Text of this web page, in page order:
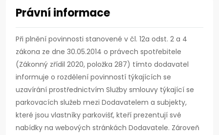
Právní informace
Při plnění povinnosti stanovené v čl. 12a odst. 2 a 4
zákona ze dne 30.05.2014 o právech spotřebitele
(Zákonný zřídil 2020, položka 287) tímto dodavatel
informuje o rozdělení povinností týkajících se
uzavírání prostřednictvím Služby smlouvy týkající se
parkovacích služeb mezi Dodavatelem a subjekty,
které jsou vlastníky parkovišť, kteří prezentují své
nabídky na webových stránkách Dodavatele. Zároveň